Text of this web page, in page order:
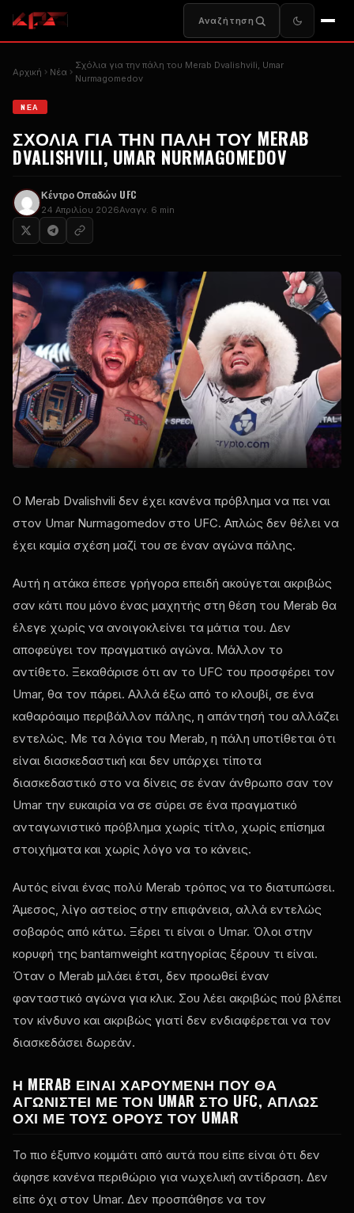
Αναζήτηση
Αρχική Nέα
Σχόλια για την πάλη του Merab Dvalishvili, Umar
Nurmagomedov
NΈΑ
ΣΧΌΛΙΑ ΓΙΑ ΤΗΝ ΠΆΛΗ ΤΟΥ MERAB
DVALISHVILI, UMAR NURMAGOMEDOV
Κέντρο Οπαδών UFC
24 Απριλίου 2026Αναγν. 6 min
Ο Merab Dvalishvili δεν έχει κανένα πρόβλημα να πει ναι
στον Umar Nurmagomedov στο UFC. Απλώς δεν θέλει να
έχει καμία σχέση μαζί του σε έναν αγώνα πάλης.
Αυτή η ατάκα έπεσε γρήγορα επειδή ακούγεται ακριβώς
σαν κάτι που μόνο ένας μαχητής στη θέση του Merab θα
έλεγε χωρίς να ανοιγοκλείνει τα μάτια του. Δεν
αποφεύγει τον πραγματικό αγώνα. Μάλλον το
αντίθετο. Ξεκαθάρισε ότι αν το UFC του προσφέρει τον
Umar, θα τον πάρει. Αλλά έξω από το κλουβί, σε ένα
καθαρόαιμο περιβάλλον πάλης, η απάντησή του αλλάζει
εντελώς. Με τα λόγια του Merab, η πάλη υποτίθεται ότι
είναι διασκεδαστική και δεν υπάρχει τίποτα
διασκεδαστικό στο να δίνεις σε έναν άνθρωπο σαν τον
Umar την ευκαιρία να σε σύρει σε ένα πραγματικό
ανταγωνιστικό πρόβλημα χωρίς τίτλο, χωρίς επίσημα
στοιχήματα και χωρίς λόγο να το κάνεις.
Αυτός είναι ένας πολύ Merab τρόπος να το διατυπώσει.
Άμεσος, λίγο αστείος στην επιφάνεια, αλλά εντελώς
σοβαρός από κάτω. Ξέρει τι είναι ο Umar. Όλοι στην
κορυφή της bantamweight κατηγορίας ξέρουν τι είναι.
Όταν ο Merab μιλάει έτσι, δεν προωθεί έναν
φανταστικό αγώνα για κλικ. Σου λέει ακριβώς πού βλέπει
τον κίνδυνο και ακριβώς γιατί δεν ενδιαφέρεται να τον
διασκεδάσει δωρεάν.
Η MERAB ΕΊΝΑΙ ΧΑΡΟΎΜΕΝΗ ΠΟΥ ΘΑ
ΑΓΩΝΙΣΤΕΊ ΜΕ ΤΟΝ UMAR ΣΤΟ UFC, ΑΠΛΏΣ
ΌΧΙ ΜΕ ΤΟΥΣ ΌΡΟΥΣ ΤΟΥ UMAR
Το πιο έξυπνο κομμάτι από αυτά που είπε είναι ότι δεν
άφησε κανένα περιθώριο για νωχελική αντίδραση. Δεν
είπε όχι στον Umar. Δεν προσπάθησε να τον